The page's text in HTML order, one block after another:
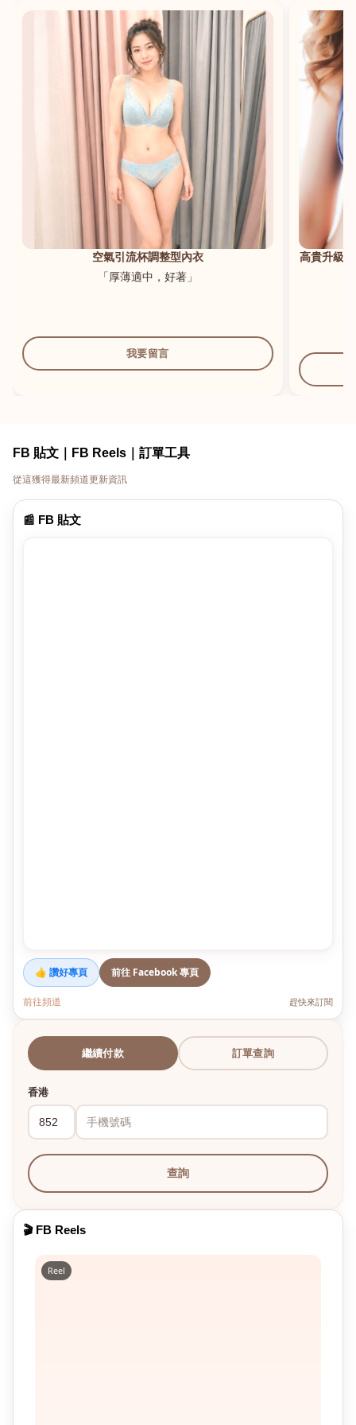
空氣引流杯調整型內衣
「厚薄適中，好著」
我要留言
高貴升級
FB 貼文｜FB Reels｜訂單工具
從這獲得最新頻道更新資訊
📰 FB 貼文
👍 讚好專頁 前往 Facebook 專頁
前往頻道 趕快來訂閱
繼續付款 訂單查詢
香港
查詢
🎬 FB Reels
Reel
港澳中文
English